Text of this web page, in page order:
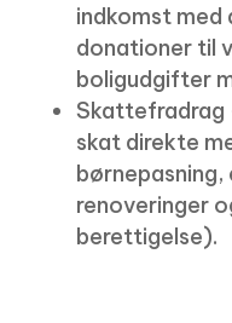
indkomst
donationer til
boligudgifter
Skattefradrag
skat direkte
renoveringer
berettigelse).